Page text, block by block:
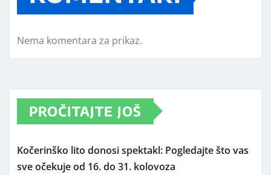
Nema komentara za prikaz.
PROČITAJTE JOŠ
Kočerinško lito donosi spektakl: Pogledajte što vas
sve očekuje od 16. do 31. kolovoza